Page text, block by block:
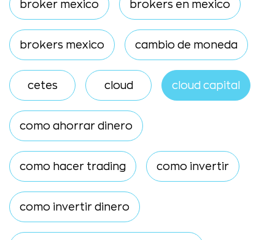
broker mexico brokers en mexico
brokers mexico cambio de moneda
cetes cloud cloud capital
como ahorrar dinero
como hacer trading como invertir
como invertir dinero